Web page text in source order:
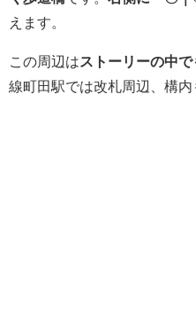
えます。
この周辺はストーリーの中
線町田駅では改札周辺、構内